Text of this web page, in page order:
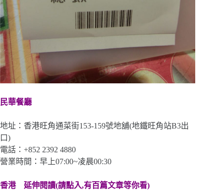
民華餐廳
地址：香港旺角通菜街153-159號地舖(地鐵旺角站B3出
口)
電話：+852 2392 4880
營業時間：早上07:00~凌晨00:30
香港 延伸閱讀(請點入,有百篇文章等你看)